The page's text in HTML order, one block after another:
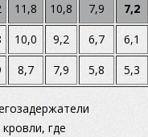
11,8 10,8 7,9
7,2
10,0 9,2 6,7
6,1
8,7 7,9 5,8 5,3
где